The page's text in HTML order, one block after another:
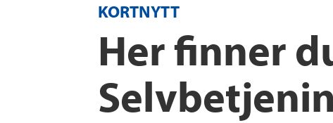
KORTNYTT
Her finner